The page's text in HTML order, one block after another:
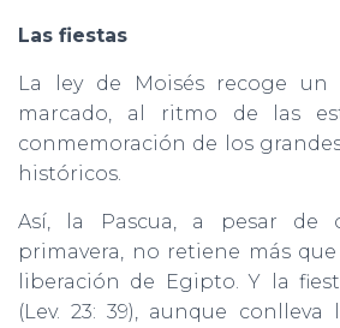
Las fiestas
La ley de Moisés recoge un
marcado, al ritmo de las
conmemoración de los
históricos.
Así, la Pascua, a pesar de
primavera, no retiene más
liberación de Egipto. Y la
(Lev. 23: 39), aunque